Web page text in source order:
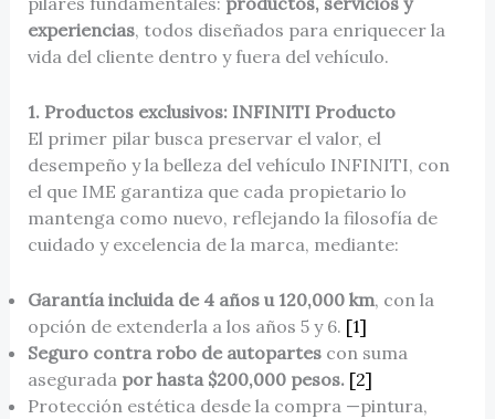
experiencias, todos diseñados para enriquecer la
vida del cliente dentro y fuera del vehículo.
1. Productos exclusivos: INFINITI Producto
El primer pilar busca preservar el valor, el
desempeño y la belleza del vehículo INFINITI, con
el que IME garantiza que cada propietario lo
mantenga como nuevo, reflejando la filosofía de
cuidado y excelencia de la marca, mediante:
Garantía incluida de 4 años u 120,000 km, con la
opción de extenderla a los años 5 y 6. [1]
Seguro contra robo de autopartescon suma
asegurada por hasta $200,000 pesos. [2]
Protección estética desde la compra —pintura,